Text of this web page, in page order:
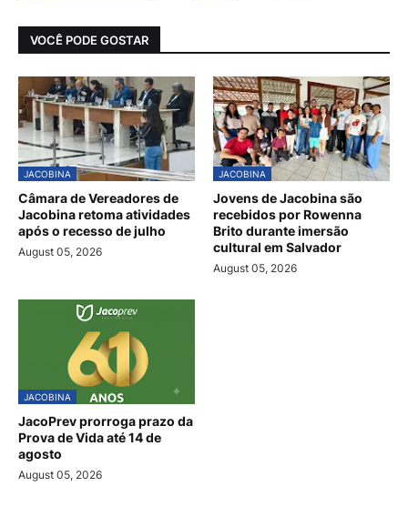
VOCÊ PODE GOSTAR
JACOBINA
Câmara de Vereadores de
Jacobina retoma atividades
após o recesso de julho
August 05, 2026
JACOBINA
Jovens de Jacobina são
recebidos por Rowenna
Brito durante imersão
cultural em Salvador
August 05, 2026
JACOBINA
JacoPrev prorroga prazo da
Prova de Vida até 14 de
agosto
August 05, 2026